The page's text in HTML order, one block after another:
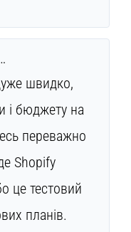
швидко,
і бюджету на
переважно
Shopify
це тестовий
планів.